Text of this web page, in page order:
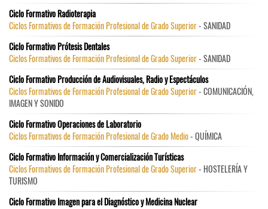
Ciclo Formativo Radioterapia
Ciclos Formativos de Formación Profesional de Grado Superior- SANIDAD
Ciclo Formativo Prótesis Dentales
Ciclos Formativos de Formación Profesional de Grado Superior- SANIDAD
Ciclo Formativo Producción de Audiovisuales, Radio y Espectáculos
Ciclos Formativos de Formación Profesional de Grado Superior- COMUNICACIÓN,
IMAGEN Y SONIDO
Ciclo Formativo Operaciones de Laboratorio
Ciclos Formativos de Formación Profesional de Grado Medio- QUÍMICA
Ciclo Formativo Información y Comercialización Turísticas
Ciclos Formativos de Formación Profesional de Grado Superior- HOSTELERÍA Y
TURISMO
Ciclo Formativo Imagen para el Diagnóstico y Medicina Nuclear